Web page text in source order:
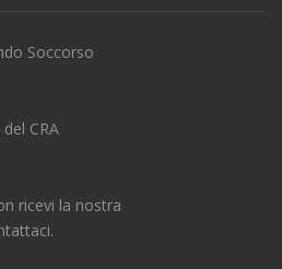
Soccorso
CRA
ricevi la nostra